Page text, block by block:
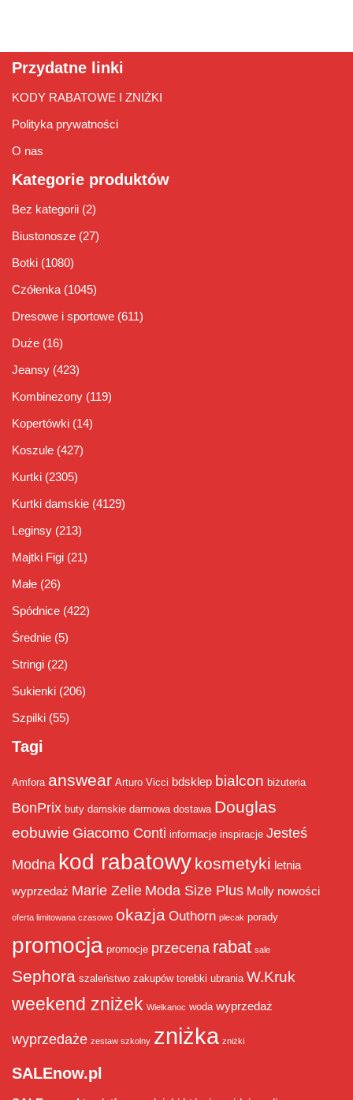
Przydatne linki
KODY RABATOWE I ZNIŻKI
Polityka prywatności
O nas
Kategorie produktów
Bez kategorii (2)
Biustonosze (27)
Botki (1080)
Czółenka (1045)
Dresowe i sportowe (611)
Duże (16)
Jeansy (423)
Kombinezony (119)
Kopertówki (14)
Koszule (427)
Kurtki (2305)
Kurtki damskie (4129)
Leginsy (213)
Majtki Figi (21)
Małe (26)
Spódnice (422)
Średnie (5)
Stringi (22)
Sukienki (206)
Szpilki (55)
Tagi
Amfora answear Arturo Vicci bdsklep bialcon biżuteria
BonPrix buty damskie darmowa dostawa Douglas
eobuwie Giacomo Conti informacje inspiracje Jesteś
Modna kod rabatowy kosmetyki letnia
wyprzedaż Marie Zelie Moda Size Plus Molly nowości
oferta limitowana czasowo okazja Outhorn plecak porady
promocja promocje przecena rabat sale
Sephora szaleństwo zakupów torebki ubrania W.Kruk
weekend zniżek Wielkanoc woda wyprzedaż
wyprzedaże zestaw szkolny zniżka zniżki
SALEnow.pl